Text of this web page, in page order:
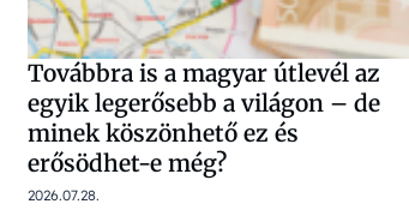
Továbbra is a magyar útlevél az
egyik legerősebb a világon – de
minek köszönhető ez és
erősödhet-e még?
2026.07.28.